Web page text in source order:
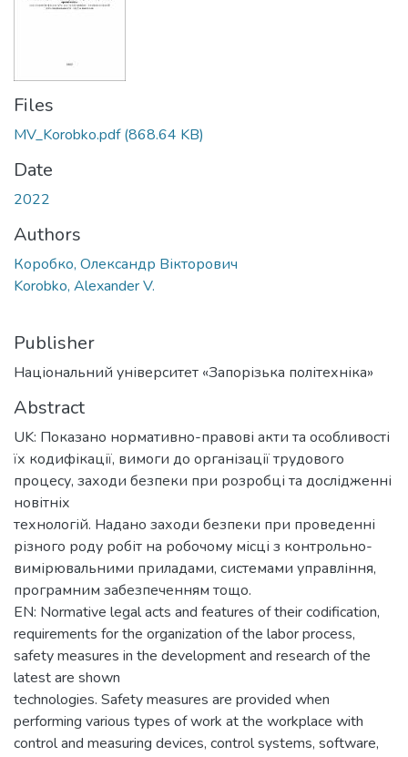
Files
MV_Korobko.pdf(868.64 KB)
Date
2022
Authors
Коробко, Олександр Вікторович
Korobko, Alexander V.
Publisher
Національний університет «Запорізька політехніка»
Abstract
UK: Показано нормативно-правові акти та особливості
їх кодифікації, вимоги до організації трудового
процесу, заходи безпеки при розробці та дослідженні
новітніх
технологій. Надано заходи безпеки при проведенні
різного роду робіт на робочому місці з контрольно-
вимірювальними приладами, системами управління,
програмним забезпеченням тощо.
EN: Normative legal acts and features of their codification,
requirements for the organization of the labor process,
safety measures in the development and research of the
latest are shown
technologies. Safety measures are provided when
performing various types of work at the workplace with
control and measuring devices, control systems, software,